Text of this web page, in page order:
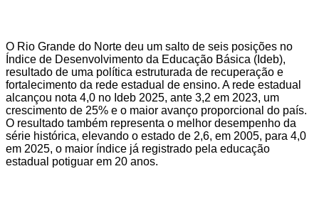
O Rio Grande do Norte deu um salto de seis posições no
Índice de Desenvolvimento da Educação Básica (Ideb),
resultado de uma política estruturada de recuperação e
fortalecimento da rede estadual de ensino. A rede estadual
alcançou nota 4,0 no Ideb 2025, ante 3,2 em 2023, um
crescimento de 25% e o maior avanço proporcional do país.
O resultado também representa o melhor desempenho da
série histórica, elevando o estado de 2,6, em 2005, para 4,0
em 2025, o maior índice já registrado pela educação
estadual potiguar em 20 anos.